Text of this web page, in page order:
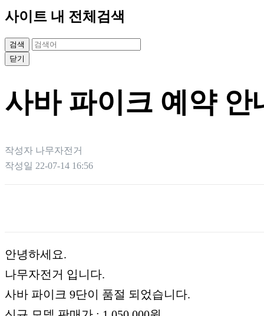
사이트 내 전체검색
검색
닫기
사바 파이크 예약 안
작성자 나무자전거
작성일 22-07-14 16:56
본문
안녕하세요.
나무자전거 입니다.
사바 파이크 9단이 품절 되었습니다.